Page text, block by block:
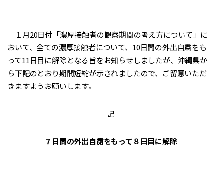
１月20日付「濃厚接触者の観察期間の考え方について」に
おいて、全ての濃厚接触者について、10日間の外出自粛をも
って11日目に解除となる旨をお知らせしましたが、沖縄県か
ら下記のとおり期間短縮が示されましたので、ご留意いただ
きますようお願いします。
記
７日間の外出自粛をもって８日目に解除